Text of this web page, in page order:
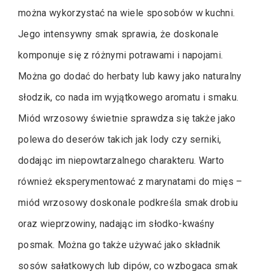
można wykorzystać na wiele sposobów w kuchni.
Jego intensywny smak sprawia, że doskonale
komponuje się z różnymi potrawami i napojami.
Można go dodać do herbaty lub kawy jako naturalny
słodzik, co nada im wyjątkowego aromatu i smaku.
Miód wrzosowy świetnie sprawdza się także jako
polewa do deserów takich jak lody czy serniki,
dodając im niepowtarzalnego charakteru. Warto
również eksperymentować z marynatami do mięs –
miód wrzosowy doskonale podkreśla smak drobiu
oraz wieprzowiny, nadając im słodko-kwaśny
posmak. Można go także używać jako składnik
sosów sałatkowych lub dipów, co wzbogaca smak